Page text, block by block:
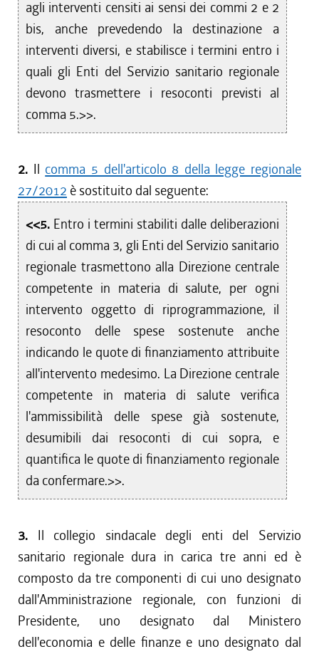
agli interventi censiti ai sensi dei commi 2 e 2
bis, anche prevedendo la destinazione a
interventi diversi, e stabilisce i termini entro i
quali gli Enti del Servizio sanitario regionale
devono trasmettere i resoconti previsti al
comma 5.>>.
2. Il comma 5 dell'articolo 8 della legge regionale
27/2012 è sostituito dal seguente:
<<5. Entro i termini stabiliti dalle deliberazioni
di cui al comma 3, gli Enti del Servizio sanitario
regionale trasmettono alla Direzione centrale
competente in materia di salute, per ogni
intervento oggetto di riprogrammazione, il
resoconto delle spese sostenute anche
indicando le quote di finanziamento attribuite
all'intervento medesimo. La Direzione centrale
competente in materia di salute verifica
l'ammissibilità delle spese già sostenute,
desumibili dai resoconti di cui sopra, e
quantifica le quote di finanziamento regionale
da confermare.>>.
3. Il collegio sindacale degli enti del Servizio
sanitario regionale dura in carica tre anni ed è
composto da tre componenti di cui uno designato
dall'Amministrazione regionale, con funzioni di
Presidente, uno designato dal Ministero
dell'economia e delle finanze e uno designato dal